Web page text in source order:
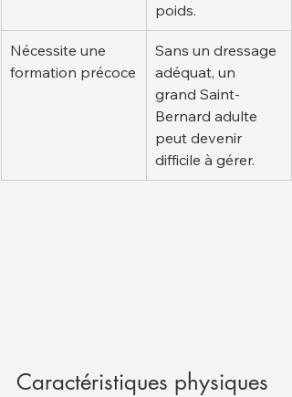
poids.
Nécessite une
formation précoce
Sans un dressage
adéquat, un
grand Saint-
Bernard adulte
peut devenir
difficile à gérer.
Caractéristiques physiques